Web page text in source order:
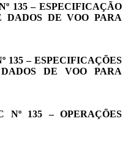
135 – ESPECIFICAÇÃO
DADOS DE VOO PARA
135 – ESPECIFICAÇÕES
DE VOO PARA
Nº 135 – OPERAÇÕES